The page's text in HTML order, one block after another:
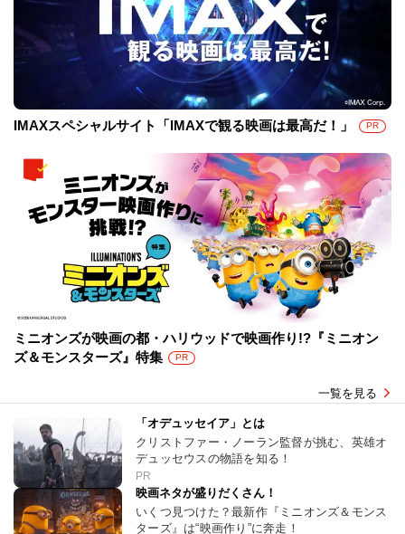
IMAXスペシャルサイト「IMAXで観る映画は最高だ！」 PR
ミニオンズが映画の都・ハリウッドで映画作り!?『ミニオン
ズ＆モンスターズ』特集
PR
一覧を見る
「オデュッセイア」とは
クリストファー・ノーラン監督が挑む、英雄オ
デュッセウスの物語を知る！
PR
映画ネタが盛りだくさん！
いくつ見つけた？最新作『ミニオンズ＆モンス
ターズ』は“映画作り”に奔走！